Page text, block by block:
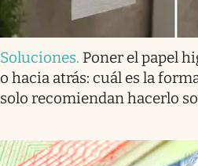
Soluciones. Poner el papel
o hacia atrás: cuál es la
solo recomiendan hacerlo